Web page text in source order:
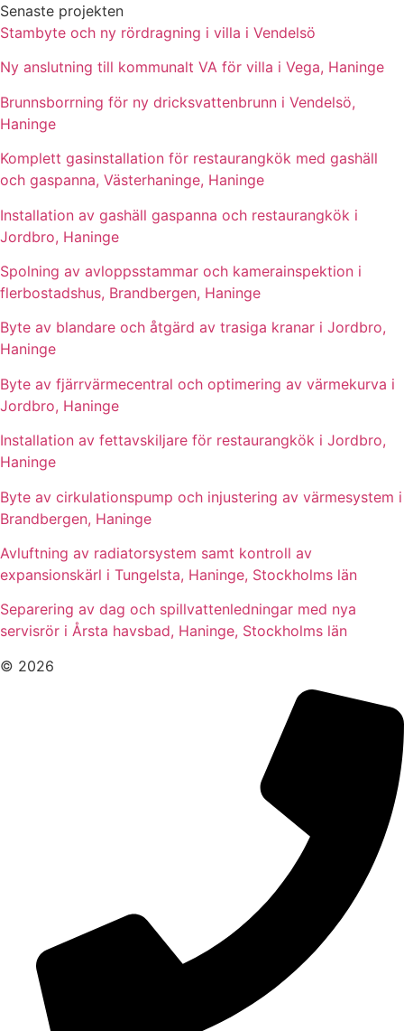
Senaste projekten
Stambyte och ny rördragning i villa i Vendelsö
Ny anslutning till kommunalt VA för villa i Vega, Haninge
Brunnsborrning för ny dricksvattenbrunn i Vendelsö,
Haninge
Komplett gasinstallation för restaurangkök med gashäll
och gaspanna, Västerhaninge, Haninge
Installation av gashäll gaspanna och restaurangkök i
Jordbro, Haninge
Spolning av avloppsstammar och kamerainspektion i
flerbostadshus, Brandbergen, Haninge
Byte av blandare och åtgärd av trasiga kranar i Jordbro,
Haninge
Byte av fjärrvärmecentral och optimering av värmekurva i
Jordbro, Haninge
Installation av fettavskiljare för restaurangkök i Jordbro,
Haninge
Byte av cirkulationspump och injustering av värmesystem i
Brandbergen, Haninge
Avluftning av radiatorsystem samt kontroll av
expansionskärl i Tungelsta, Haninge, Stockholms län
Separering av dag och spillvattenledningar med nya
servisrör i Årsta havsbad, Haninge, Stockholms län
© 2026